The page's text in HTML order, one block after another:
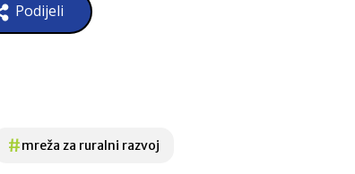
Podijeli
#mreža za ruralni razvoj